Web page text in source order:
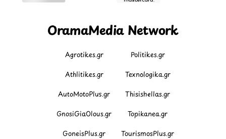
OramaMedia Network
Agrotikes.gr Politikes.gr
Athlitikes.gr Texnologika.gr
AutoMotoPlus.gr Thisishellas.gr
GnosiGiaOlous.gr Topikanea.gr
GoneisPlus.gr TourismosPlus.gr